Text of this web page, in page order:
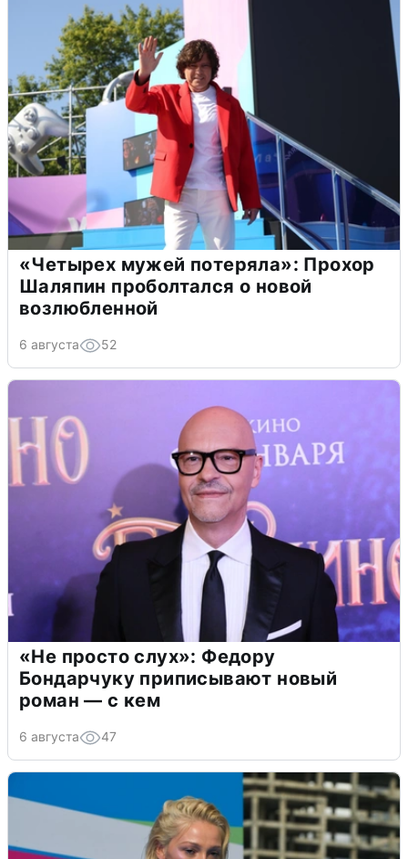
«Четырех мужей потеряла»: Прохор
Шаляпин проболтался о новой
возлюбленной
6 августа 52
«Не просто слух»: Федору
Бондарчуку приписывают новый
роман — с кем
6 августа 47